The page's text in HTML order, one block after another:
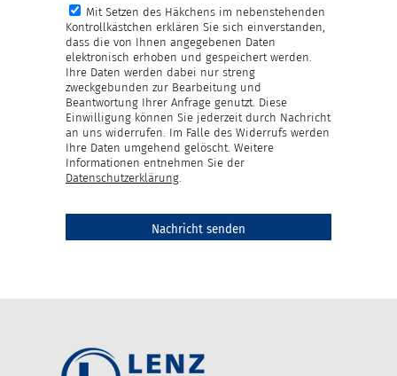
Mit Setzen des Häkchens im nebenstehenden
Kontrollkästchen erklären Sie sich einverstanden,
dass die von Ihnen angegebenen Daten
elektronisch erhoben und gespeichert werden.
Ihre Daten werden dabei nur streng
zweckgebunden zur Bearbeitung und
Beantwortung Ihrer Anfrage genutzt. Diese
Einwilligung können Sie jederzeit durch Nachricht
an uns widerrufen. Im Falle des Widerrufs werden
Ihre Daten umgehend gelöscht. Weitere
Informationen entnehmen Sie der
Datenschutzerklärung